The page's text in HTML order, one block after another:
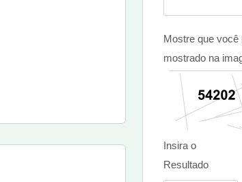
Mostre que você
mostrado na
Insira o
Resultado